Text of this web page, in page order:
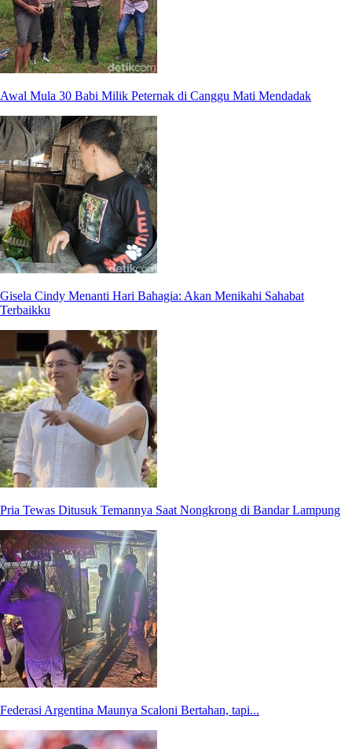
Awal Mula 30 Babi Milik Peternak di Canggu Mati Mendadak
Gisela Cindy Menanti Hari Bahagia: Akan Menikahi Sahabat
Terbaikku
Pria Tewas Ditusuk Temannya Saat Nongkrong di Bandar Lampung
Federasi Argentina Maunya Scaloni Bertahan, tapi...